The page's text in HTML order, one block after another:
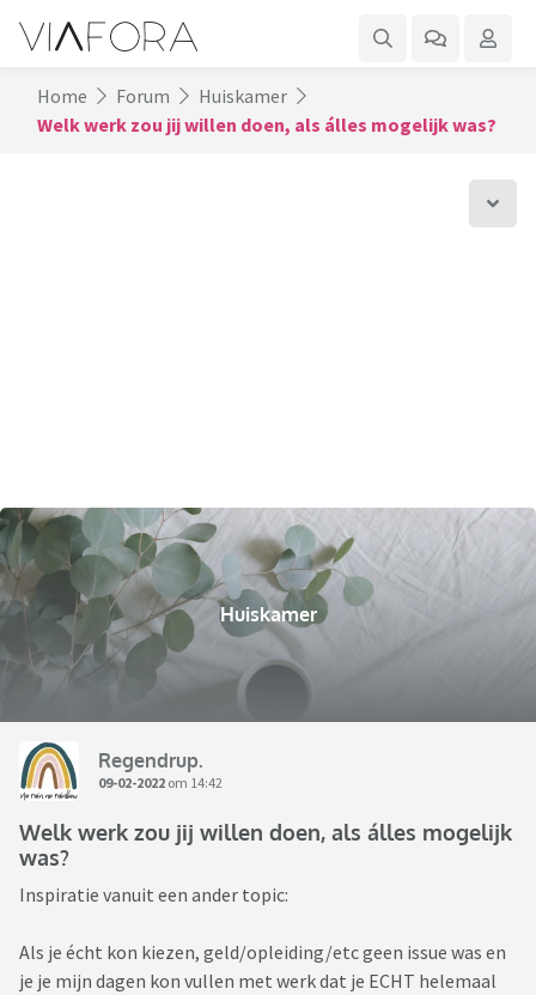
Home Forum
Huiskamer
Welk werk zou jij willen doen, als álles mogelijk was?
Huiskamer
Regendrup.
09-02-2022 om 14:42
Welk werk zou jij willen doen, als álles mogelijk
was?
Inspiratie vanuit een ander topic:
Als je écht kon kiezen, geld/opleiding/etc geen issue was en
je je mijn dagen kon vullen met werk dat je ECHT helemaal